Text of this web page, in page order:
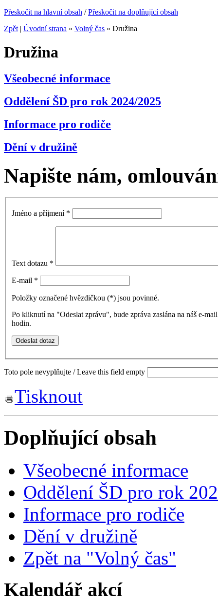
Přeskočit na hlavní obsah /Přeskočit na doplňující obsah
Zpět | Úvodní strana » Volný čas » Družina
Družina
Všeobecné informace
Oddělení ŠD pro rok 2024/2025
Informace pro rodiče
Dění v družině
Napište nám,
Jméno a příjmení *
Text dotazu *
E-mail *
Položky označené hvězdičkou (*) jsou povinné.
Po kliknutí na "Odeslat zprávu", bude zpráva zaslána na náš e-
hodin.
Toto pole nevyplňujte / Leave this field empty
Tisknout
Doplňující obsah
Všeobecné informace
Oddělení ŠD pro rok
Informace pro rodiče
Dění v družině
Zpět na "Volný čas"
Kalendář akcí